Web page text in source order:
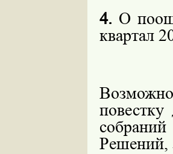
4. О
квартал
повестку
Решений,